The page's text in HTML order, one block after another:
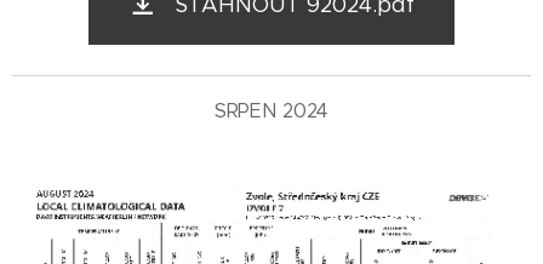
SRPEN 2024